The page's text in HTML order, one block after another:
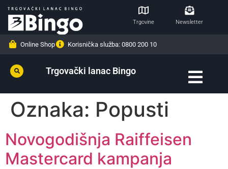
Trgovine Newsletter
Online Shop Korisnička služba: 0800 200 10
Trgovački lanac Bingo
Oznaka: Popusti
Novogodišnja Raiffeisen
Mastercard kampanja